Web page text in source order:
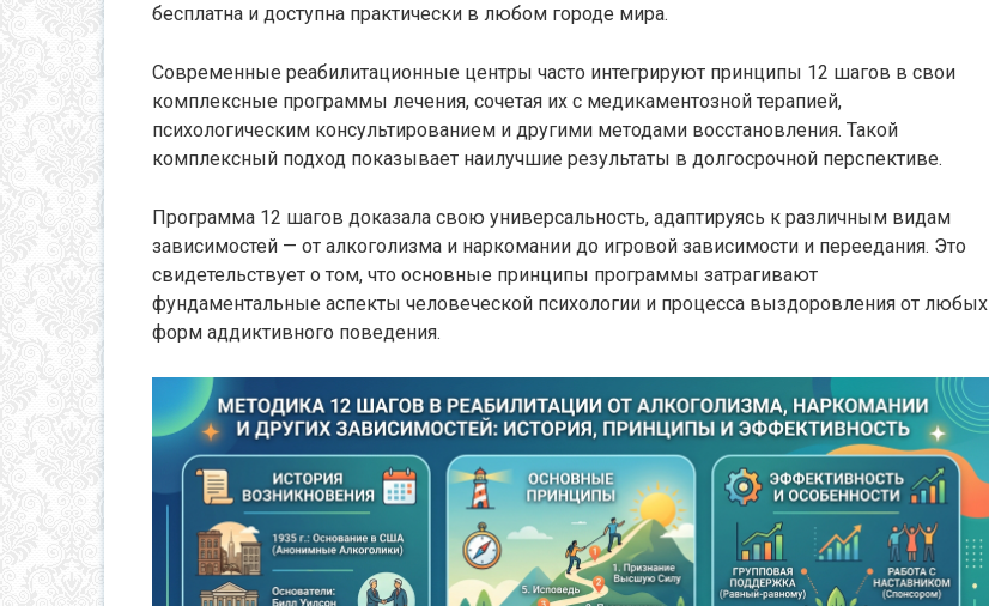
бесплатна и доступна практически в любом городе мира.
Современные реабилитационные центры часто интегрируют принципы 12 шагов в свои
комплексные программы лечения, сочетая их с медикаментозной терапией,
психологическим консультированием и другими методами восстановления. Такой
комплексный подход показывает наилучшие результаты в долгосрочной перспективе.
Программа 12 шагов доказала свою универсальность, адаптируясь к различным видам
зависимостей — от алкоголизма и наркомании до игровой зависимости и переедания. Это
свидетельствует о том, что основные принципы программы затрагивают
фундаментальные аспекты человеческой психологии и процесса выздоровления от любых
форм аддиктивного поведения.